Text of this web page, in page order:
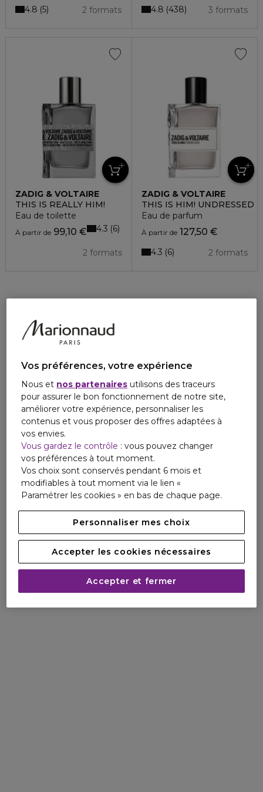
2 formats
4.8 5 3 formats
4.8 438
ZADIG & VOLTAIRE
THIS IS REALLY HIM!
Eau de toilette
À partir de 99,10 €
2 formats
4.3 6
ZADIG & VOLTAIRE
THIS IS HIM! UNDRESSED
Eau de parfum
À partir de127,50 €
2 formats
4.3 6
Vos préférences, votre expérience
Nous et nos partenaires utilisons des traceurs
pour assurer le bon fonctionnement de notre site,
améliorer votre expérience, personnaliser les
contenus et vous proposer des offres adaptées à
vos envies.
Vous gardez le contrôle : vous pouvez changer
vos préférences à tout moment.
Vos choix sont conservés pendant 6 mois et
modifiables à tout moment via le lien «
Paramétrer les cookies » en bas de chaque page.
Personnaliser mes choix
Accepter les cookies nécessaires
Accepter et fermer